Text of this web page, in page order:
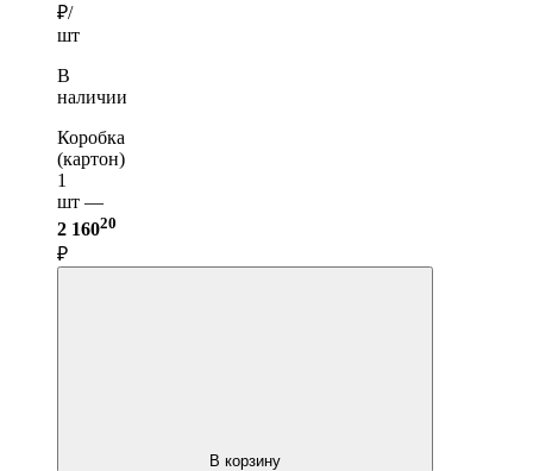
₽/
шт
В
наличии
Коробка
(картон)
1
шт —
2 16020
₽
В корзину